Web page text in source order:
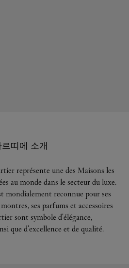
르띠에 소개
représente une des Maisons les
au monde dans le secteur du luxe.
mondialement reconnue pour ses
ses parfums et accessoires
sont symbole d'élégance,
que d'excellence et de qualité.